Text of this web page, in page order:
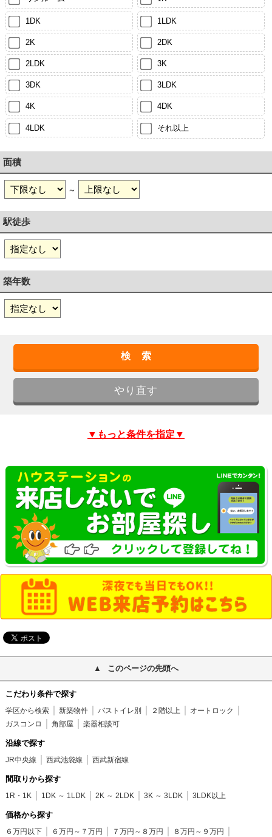
1DK 1LDK
2K 2DK
2LDK 3K
3DK 3LDK
4K 4DK
4LDK それ以上
面積
～
駅徒歩
築年数
▼もっと条件を指定▼
このページの先頭へ
こだわり条件で探す
学区から検索 新築物件 バストイレ別 ２階以上
オートロック
ガスコンロ
角部屋 楽器相談可
沿線で探す
JR中央線 西武池袋線 西武新宿線
間取りから探す
1R・1K 1DK ～ 1LDK 2K ～ 2LDK 3K ～ 3LDK 3LDK以上
価格から探す
６万円以下 ６万円～７万円 ７万円～８万円
８万円～９万円